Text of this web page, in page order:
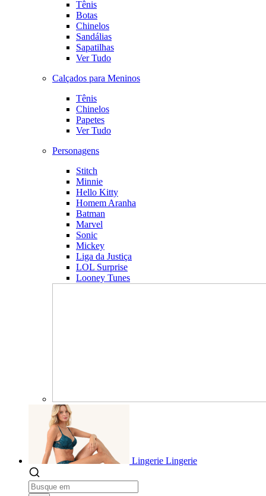
Tênis
Botas
Chinelos
Sandálias
Sapatilhas
Ver Tudo
Calçados para Meninos
Tênis
Chinelos
Papetes
Ver Tudo
Personagens
Stitch
Minnie
Hello Kitty
Homem Aranha
Batman
Marvel
Sonic
Mickey
Liga da Justiça
LOL Surprise
Looney Tunes
Lingerie Lingerie